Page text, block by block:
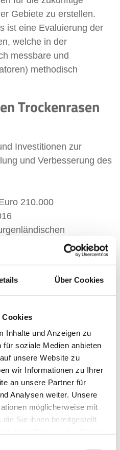
Über Cookies
Cookies
Inhalte und Anzeigen zu
soziale Medien anbieten
unsere Website zu
wir Informationen zu Ihrer
an unsere Partner für
Analysen weiter. Unsere
möglicherweise mit
Sie ihnen bereitgestellt
Gebiete zu erstellen.
ist eine Evaluierung der
welche in der
messbare und
methodisch
Trockenrasen
Investitionen zur
und Verbesserung des
210.000
4 - Ländliche
und Naturschutz,
9.00 und 15.00
mit der
ist die Entfernung von
und durch
Trocken- und
mit Schwerpunkt im
die Verbesserung und